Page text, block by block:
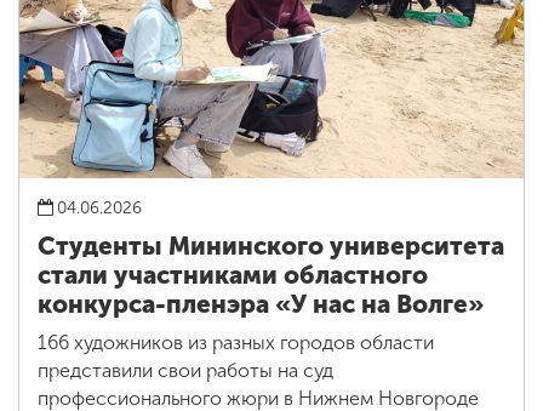
04.06.2026
Студенты Мининского университета
стали участниками областного
конкурса-пленэра «У нас на Волге»
166 художников из разных городов области
представили свои работы на суд
профессионального жюри в Нижнем Новгороде